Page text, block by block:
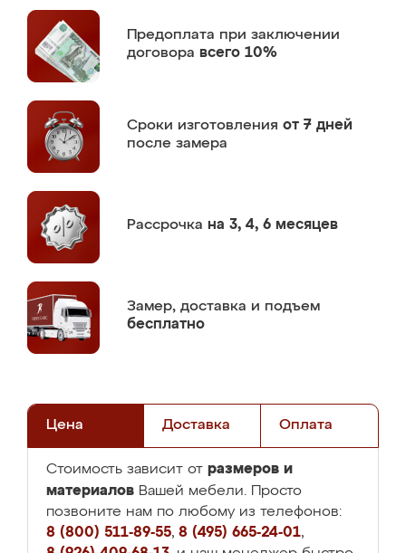
Предоплата при заключении
договора всего 10%
Сроки изготовления от 7 дней
после замера
Рассрочка на 3, 4, 6 месяцев
Замер, доставка и подъем
бесплатно
Цена Доставка Оплата
Стоимость зависит от размеров и
материалов Вашей мебели. Просто
позвоните нам по любому из телефонов:
8 (800) 511-89-55, 8 (495) 665-24-01,